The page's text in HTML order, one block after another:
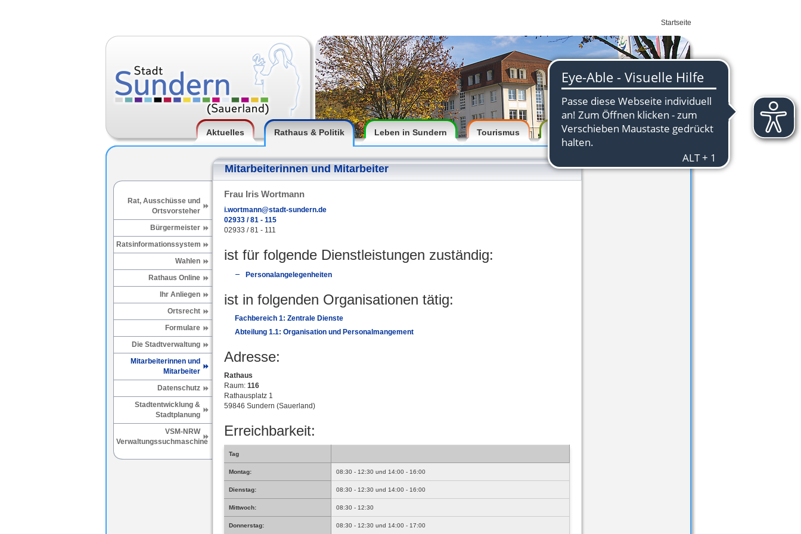
Startseite
Aktuelles Rathaus & Politik Leben in Sundern Tourismus Wirtschaft
Mitarbeiterinnen und Mitarbeiter
Rat, Ausschüsse und
Ortsvorsteher
Bürgermeister
Ratsinformationssystem
Wahlen
Rathaus Online
Ihr Anliegen
Ortsrecht
Formulare
Die Stadtverwaltung
Mitarbeiterinnen und
Mitarbeiter
Datenschutz
Stadtentwicklung &
Stadtplanung
VSM-NRW
Verwaltungssuchmaschine
Frau Iris Wortmann
i.wortmann@stadt-sundern.de
02933 / 81 - 115
02933 / 81 - 111
ist für folgende Dienstleistungen zuständig:
Personalangelegenheiten
ist in folgenden Organisationen tätig:
Fachbereich 1: Zentrale Dienste
Abteilung 1.1: Organisation und Personalmangement
Adresse:
Rathaus
Raum: 116
Rathausplatz 1
59846 Sundern (Sauerland)
Erreichbarkeit:
Tag
Montag: 08:30 - 12:30 und 14:00 - 16:00
Dienstag: 08:30 - 12:30 und 14:00 - 16:00
Mittwoch: 08:30 - 12:30
Donnerstag: 08:30 - 12:30 und 14:00 - 17:00